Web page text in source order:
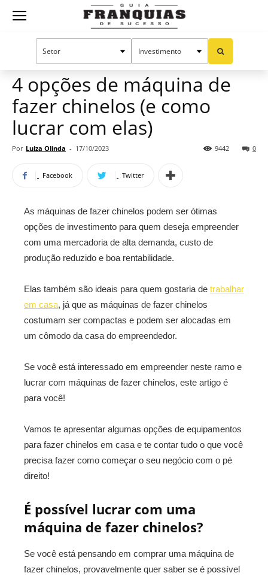
Guia
Empreendedorismo
4 opções de máquina de
fazer chinelos (e como
lucrar com elas)
Por Luiza Olinda - 17/10/2023 0
9442
Facebook Twitter
As máquinas de fazer chinelos podem ser ótimas
opções de investimento para quem deseja empreender
com uma mercadoria de alta demanda, custo de
produção reduzido e boa rentabilidade.
Elas também são ideais para quem gostaria de trabalhar
em casa, já que as máquinas de fazer chinelos
costumam ser compactas e podem ser alocadas em
um cômodo da casa do empreendedor.
Se você está interessado em empreender neste ramo e
lucrar com máquinas de fazer chinelos, este artigo é
para você!
Vamos te apresentar algumas opções de equipamentos
para fazer chinelos em casa e te contar tudo o que você
precisa fazer como começar o seu negócio com o pé
direito!
É possível lucrar com uma
máquina de fazer chinelos?
Se você está pensando em comprar uma máquina de
fazer chinelos, provavelmente quer saber se é possível